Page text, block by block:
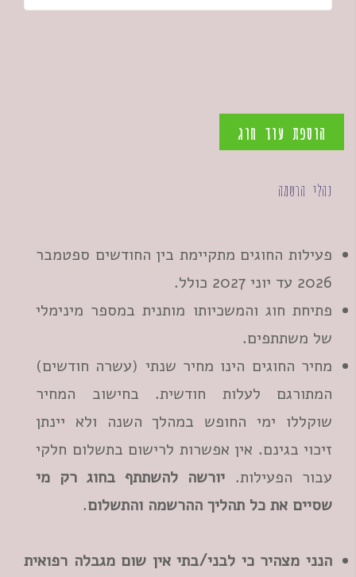
הוספת עוד חוג
נהלי הרשמה
פעילות החוגים מתקיימת בין החודשים ספטמבר
2026 עד יוני 2027 כולל.
פתיחת חוג והמשכיותו מותנית במספר מינימלי
של משתתפים.
מחיר החוגים הינו מחיר שנתי (עשרה חודשים)
המתורגם לעלות חודשית. בחישוב המחיר
שוקללו ימי החופש במהלך השנה ולא יינתן
זיכוי בגינם. אין אפשרות לרישום בתשלום חלקי
עבור הפעילות. יורשה להשתתף בחוג רק מי
שסיים את כל תהליך ההרשמה והתשלום.
הנני מצהיר כי לבני/בתי אין שום מגבלה רפואית